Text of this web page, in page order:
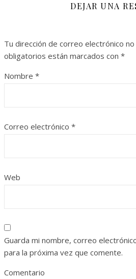
DEJAR UNA
Tu dirección de correo electrónico no
obligatorios están marcados con *
Nombre *
Correo electrónico *
Web
Guarda mi nombre, correo
para la próxima vez que comente.
Comentario